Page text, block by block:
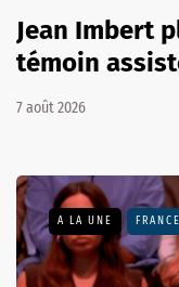
Jean Imbert
témoin
7 août 2026
A LA UNE FRANCE